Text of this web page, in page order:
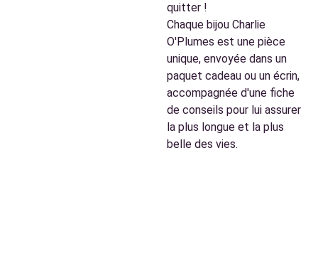
quitter !
Chaque bijou Charlie
O'Plumes est une pièce
unique, envoyée dans un
paquet cadeau ou un écrin,
accompagnée d'une fiche
de conseils pour lui assurer
la plus longue et la plus
belle des vies.